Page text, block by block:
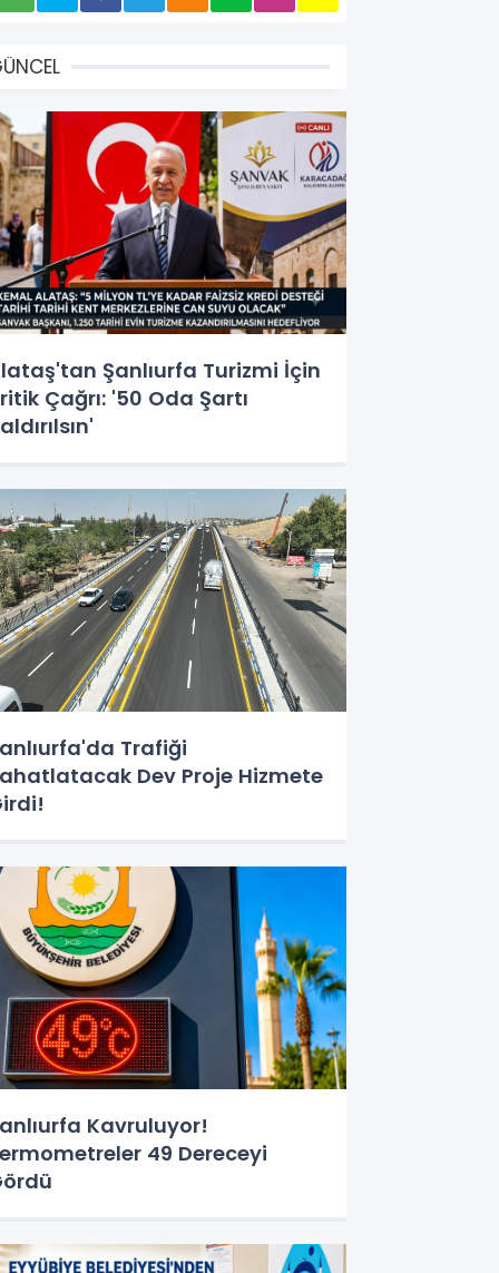
Şanlıurfa Turizmi İçin
Çağrı: '50 Oda Şartı
Trafiği
Dev Proje Hizmete
Kavruluyor!
49 Dereceyi